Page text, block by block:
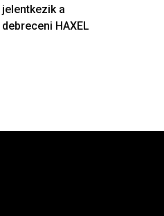
jelentkezik a
debreceni HAXEL